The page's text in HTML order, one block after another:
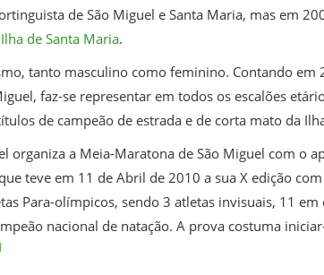
de São Miguel e Santa Maria, mas em
de Santa Maria.
tanto masculino como feminino. Contando em
faz-se representar em todos os escalões
de campeão de estrada e de corta mato da
organiza a Meia-Maratona de São Miguel com o
teve em 11 de Abril de 2010 a sua X edição
Para-olímpicos, sendo 3 atletas invisuais, 11
nacional de natação. A prova costuma